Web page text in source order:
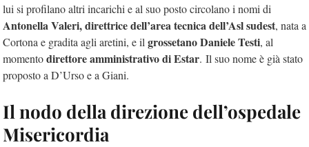
lui si profilano altri incarichi e al suo posto circolano i nomi di
Antonella Valeri, direttrice dell’area tecnica dell’Asl sudest, nata a
Cortona e gradita agli aretini, e il grossetano Daniele Testi, al
momentodirettore amministrativo di Estar. Il suo nome è già stato
proposto a D’Urso e a Giani.
Il nodo della direzione dell’ospedale
Misericordia